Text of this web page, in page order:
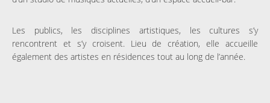
Les publics, les disciplines artistiques, les cultures s’y
rencontrent et s’y croisent. Lieu de création, elle accueille
également des artistes en résidences tout au long de l’année.